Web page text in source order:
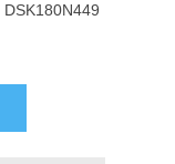
DSK180N449